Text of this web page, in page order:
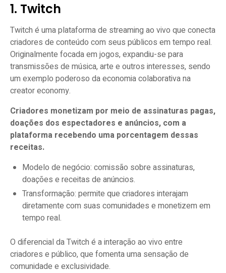
1. Twitch
Twitch é uma plataforma de streaming ao vivo que conecta
criadores de conteúdo com seus públicos em tempo real.
Originalmente focada em jogos, expandiu-se para
transmissões de música, arte e outros interesses, sendo
um exemplo poderoso da economia colaborativa na
creator economy.
Criadores monetizam por meio de assinaturas pagas,
doações dos espectadores e anúncios, com a
plataforma recebendo uma porcentagem dessas
receitas.
Modelo de negócio: comissão sobre assinaturas,
doações e receitas de anúncios.
Transformação: permite que criadores interajam
diretamente com suas comunidades e monetizem em
tempo real.
O diferencial da Twitch é a interação ao vivo entre
criadores e público, que fomenta uma sensação de
comunidade e exclusividade.